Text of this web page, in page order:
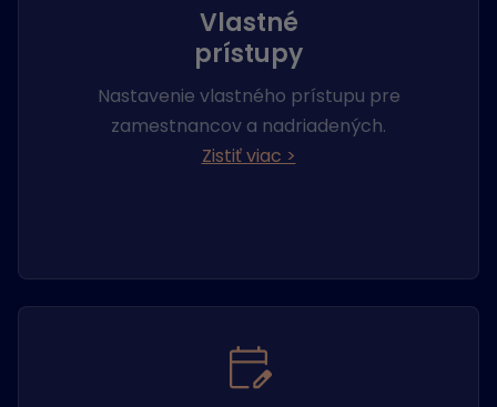
Vlastné
prístupy
Nastavenie vlastného prístupu pre
zamestnancov a nadriadených.
Zistiť viac >